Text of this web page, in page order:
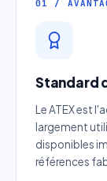
01 /
Standard
Le ATEX est
largement
disponibles
références